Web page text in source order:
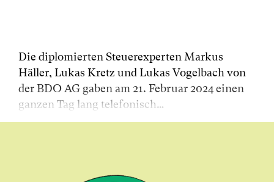
Die diplomierten Steuerexperten Markus
Häller, Lukas Kretz und Lukas Vogelbach von
der BDO AG gaben am 21. Februar 2024 einen
ganzen Tag lang telefonisch…